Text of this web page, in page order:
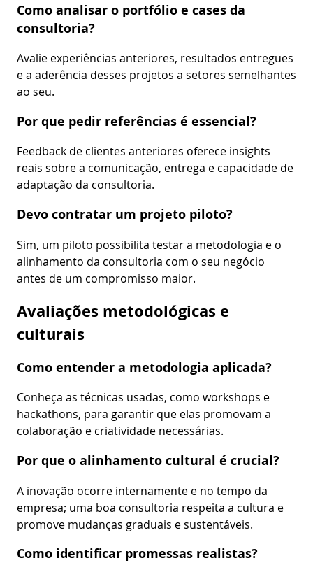
Como analisar o portfólio e cases da
consultoria?
Avalie experiências anteriores, resultados entregues
e a aderência desses projetos a setores semelhantes
ao seu.
Por que pedir referências é essencial?
Feedback de clientes anteriores oferece insights
reais sobre a comunicação, entrega e capacidade de
adaptação da consultoria.
Devo contratar um projeto piloto?
Sim, um piloto possibilita testar a metodologia e o
alinhamento da consultoria com o seu negócio
antes de um compromisso maior.
Avaliações metodológicas e
culturais
Como entender a metodologia aplicada?
Conheça as técnicas usadas, como workshops e
hackathons, para garantir que elas promovam a
colaboração e criatividade necessárias.
Por que o alinhamento cultural é crucial?
A inovação ocorre internamente e no tempo da
empresa; uma boa consultoria respeita a cultura e
promove mudanças graduais e sustentáveis.
Como identificar promessas realistas?